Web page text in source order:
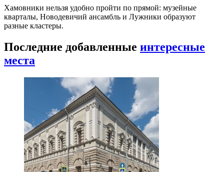
Хамовники нельзя удобно пройти по прямой: музейные
кварталы, Новодевичий ансамбль и Лужники образуют
разные кластеры.
Последние добавленные интересные
места